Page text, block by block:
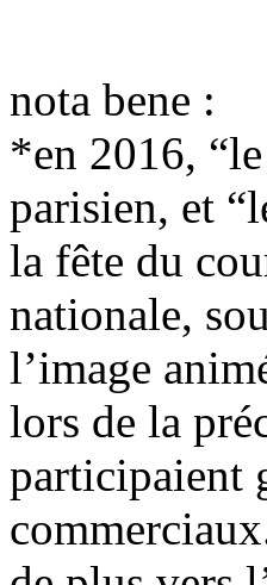
nota bene :
*en 2016,
parisien, et
la fête du
nationale,
l’image
lors de la
participaient